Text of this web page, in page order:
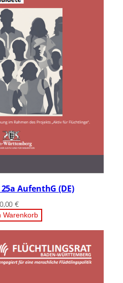
AufenthG (DE)
0,00€
Warenkorb